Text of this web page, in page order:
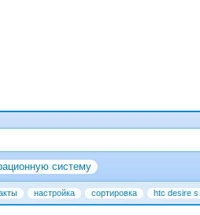
систему
настройка сортировка htc desire s